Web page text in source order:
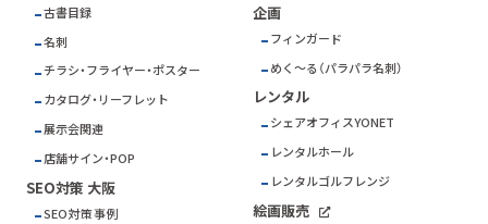
古書目録
名刺
チラシ・フライヤー・ポスター
カタログ・リーフレット
展示会関連
店舗サイン・POP
SEO対策 大阪
SEO対策 事例
企画
フィンガード
めく～る（パラパラ名刺）
レンタル
シェアオフィスYONET
レンタルホール
レンタルゴルフレンジ
絵画販売